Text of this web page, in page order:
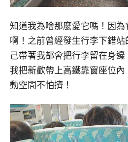
知道我為啥那麼愛它嗎！因為
啊！之前曾經發生行李下錯
己帶著我都會把行李留在身邊
我把新歡帶上高鐵靠窗座位
動空間不怕擠！